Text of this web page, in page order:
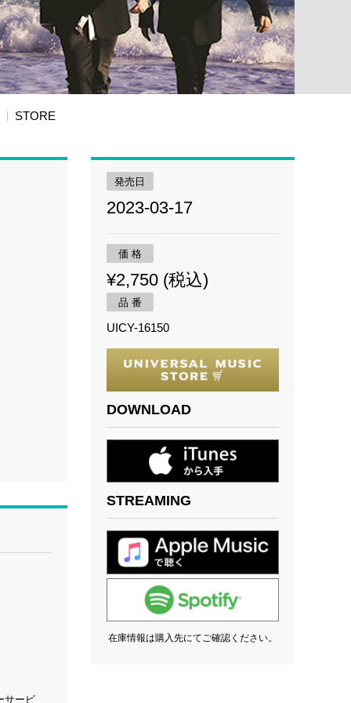
STORE
サービ
発売日
2023-03-17
価 格
¥2,750 (税込)
品 番
UICY-16150
DOWNLOAD
STREAMING
在庫情報は購入先にてご確認ください。